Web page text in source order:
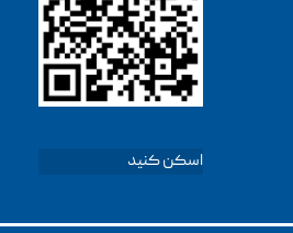
اسکن کنید